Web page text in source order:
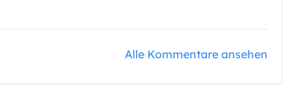
Alle Kommentare ansehen